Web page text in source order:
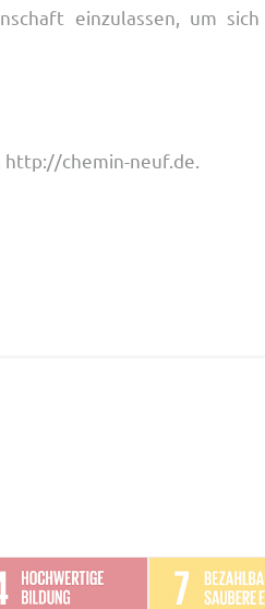
einzulassen, um
http://chemin-neuf.de.